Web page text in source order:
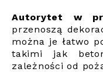
Autorytet w
przenoszą
można je łatwo
takimi jak
zależności od